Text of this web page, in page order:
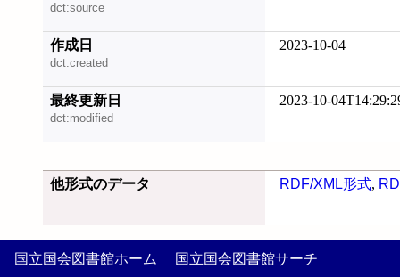
dct:source
作成日
dct:created
2023-10-04
最終更新日
dct:modified
2023-10-
他形式のデータ RDF/XML形式,
国立国会図書館ホーム 国立国会図書館サーチ